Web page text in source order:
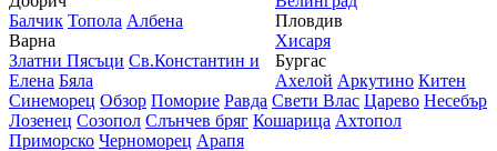
Балчик Топола Албена
Варна
Златни Пясъци Св.Константин и
Елена Бяла
Пловдив
Хисаря
Бургас
Ахелой Аркутино Китен
Синеморец Обзор Поморие Равда Свети Влас Царево Несебър
Лозенец Созопол Слънчев бряг Кошарица Ахтопол
Приморско Черноморец Арапя